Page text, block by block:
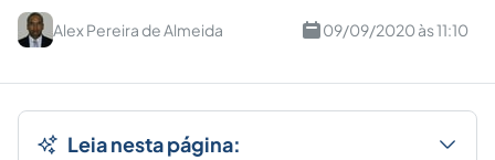
Alex Pereira de Almeida 09/09/2020 às 11:10
Leia nesta página: